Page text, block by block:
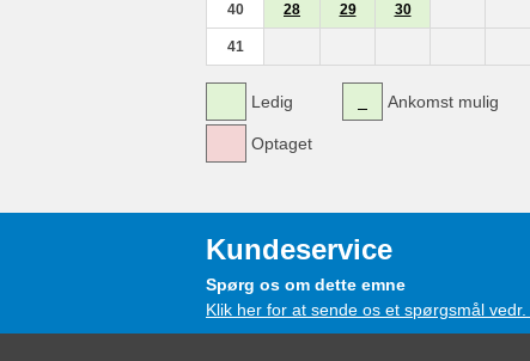
40 28 29 30
41
Ledig
Optaget
Ankomst mulig
Kundeservice
Spørg os om dette emne
Klik her for at sende os et spørgsmål